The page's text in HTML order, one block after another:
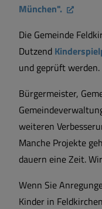
München".
Die Gemeinde
Dutzend
und geprüft werden.
Bürgermeister,
weiteren
Manche Projekte
dauern eine Zeit.
Wenn Sie
Kinder in